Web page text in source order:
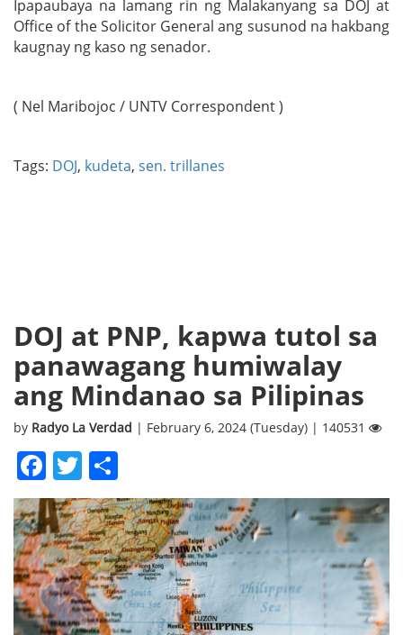
Ipapaubaya na lamang rin ng Malakanyang sa DOJ at
Office of the Solicitor General ang susunod na hakbang
kaugnay ng kaso ng senador.
( Nel Maribojoc / UNTV Correspondent )
Tags: DOJ, kudeta, sen. trillanes
DOJ at PNP, kapwa tutol sa
panawagang humiwalay
ang Mindanao sa Pilipinas
by Radyo La Verdad | February 6, 2024 (Tuesday) | 140531
Facebook
Twitter